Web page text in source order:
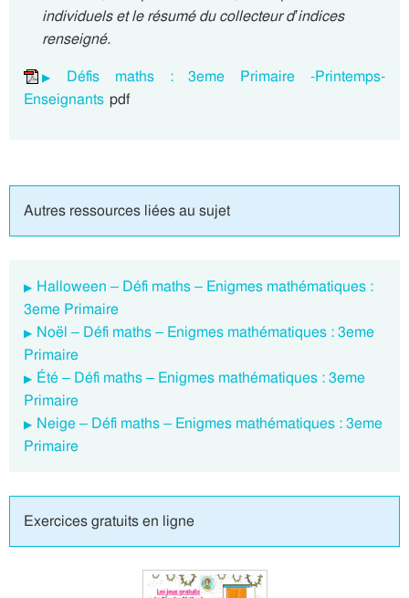
individuels et le résumé du collecteur d’indices
renseigné.
Défis maths : 3eme Primaire -Printemps-
Enseignants pdf
Autres ressources liées au sujet
Halloween – Défi maths – Enigmes mathématiques :
3eme Primaire
Noël – Défi maths – Enigmes mathématiques : 3eme
Primaire
Été – Défi maths – Enigmes mathématiques : 3eme
Primaire
Neige – Défi maths – Enigmes mathématiques : 3eme
Primaire
Exercices gratuits en ligne